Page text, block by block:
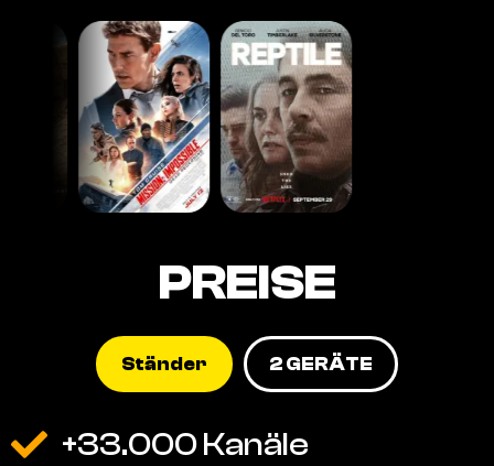
PREISE
Ständer 2 GERÄTE
+33.000 Kanäle